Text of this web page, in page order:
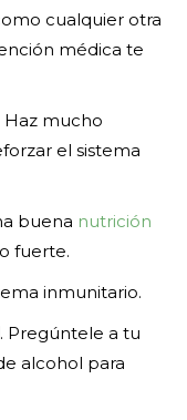
cualquier otra
médica te
Haz mucho
el sistema
buena nutrición
fuerte.
inmunitario.
. Pregúntele a tu
alcohol para